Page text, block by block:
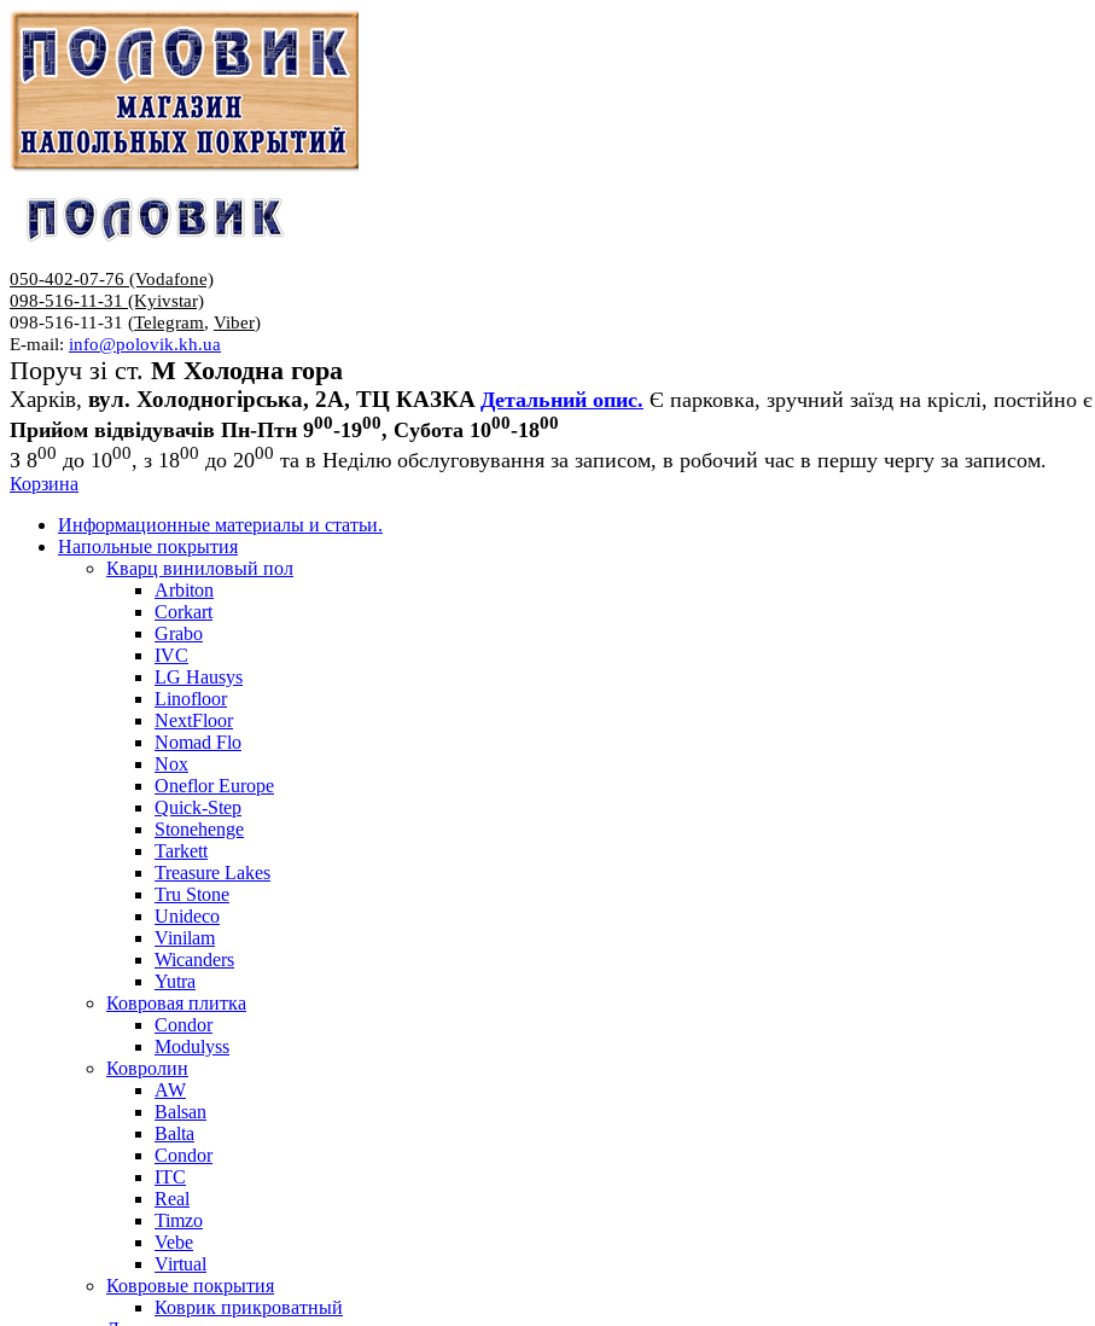
050-402-07-76 (Vodafone)
098-516-11-31 (Kyivstar)
098-516-11-31 (Telegram, Viber)
E-mail: info@polovik.kh.ua
Поруч зі ст. М Холодна гора
Харків, вул. Холодногірська, 2А, ТЦ КАЗКА Детальний опис. Є парковка, зручний заїзд на кріслі, постійно
Прийом відвідувачів Пн-Птн 900-1900, Субота 1000-1800
З 800 до 1000, з 1800 до 2000 та в Неділю обслуговування за записом, в робочий час в першу чергу за записом.
Корзина
Информационные материалы и статьи.
Напольные покрытия
Кварц виниловый пол
Arbiton
Corkart
Grabo
IVC
LG Hausys
Linofloor
NextFloor
Nomad Flo
Nox
Oneflor Europe
Quick-Step
Stonehenge
Tarkett
Treasure Lakes
Tru Stone
Unideco
Vinilam
Wicanders
Yutra
Ковровая плитка
Condor
Modulyss
Ковролин
AW
Balsan
Balta
Condor
ITC
Real
Timzo
Vebe
Virtual
Ковровые покрытия
Коврик прикроватный